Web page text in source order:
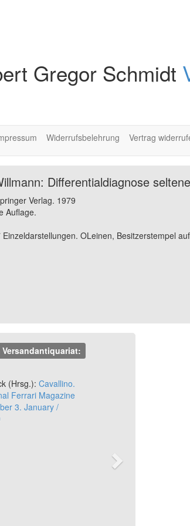
Gregor Schmidt
Widerrufsbelehrung Vertrag
Differentialdiagnose
Verlag. 1979
Auflage.
OLeinen, Besitzerstempel
(Hrsg.): Cavallino.
Ferrari Magazine
3. January /